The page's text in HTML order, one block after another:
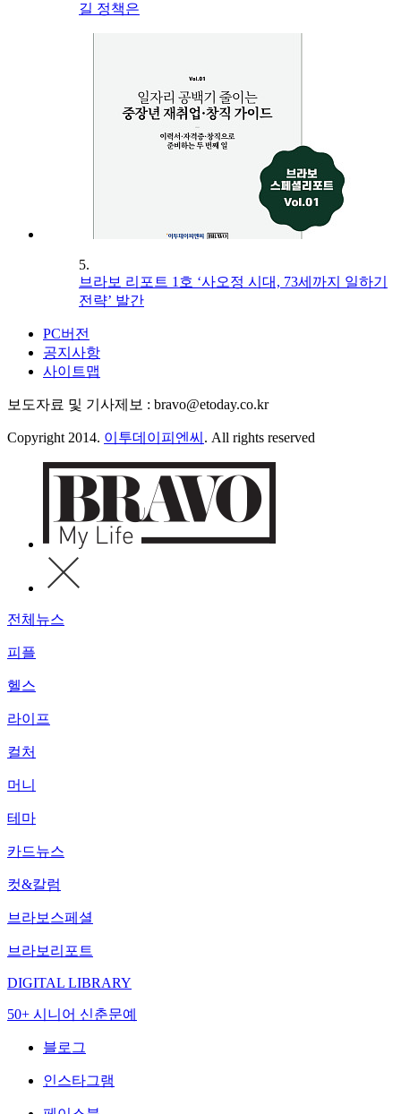
길 정책은
5.
브라보 리포트 1호 ‘사오정 시대, 73세까지 일하기
전략’ 발간
PC버전
공지사항
사이트맵
보도자료 및 기사제보 : bravo@etoday.co.kr
Copyright 2014. 이투데이피엔씨 . All rights reserved
전체뉴스
피플
헬스
라이프
컬처
머니
테마
카드뉴스
컷&칼럼
브라보스페셜
브라보리포트
DIGITAL LIBRARY
50+ 시니어 신춘문예
블로그
인스타그램